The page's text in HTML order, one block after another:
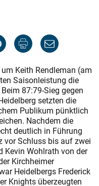
Keith Rendleman (am
Saisonleistung die
87:79-Sieg gegen
setzten die
Publikum pünktlich
Nachdem die
deutlich in Führung
vor Schluss bis auf zwei
Kevin Wohlrath von der
Kirchheimer
Heidelbergs Frederick
Knights überzeugten